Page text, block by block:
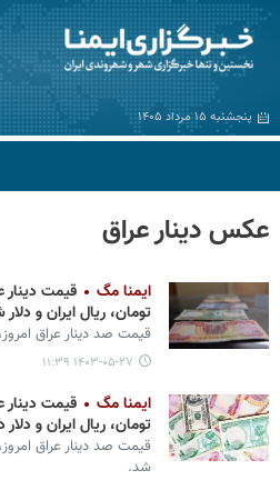
پنجشنبه ۱۵ مرداد ۱۴۰۵
عکس دینار عراق
ایمنا مگ
قیمت دینار
تومان، ریال ایران و دلار شنبه ۲۷
قیمت صد دینار عراق امروز، شنبه ۲۷ مرداد ماه
۱۴۰۳-۰۵-۲۷ ۱۱:۳۹
ایمنا مگ
قیمت دینار
تومان، ریال ایران و دلار دوشنبه ۲۲
شد.